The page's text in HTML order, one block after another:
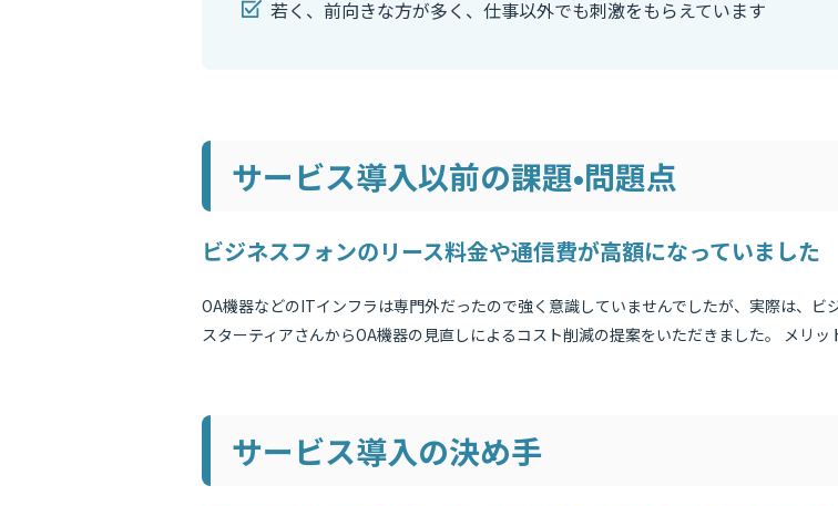
若く、前向きな方が多く、仕事以外でも刺激をもらえています
サービス導入以前の課題•問題点
ビジネスフォンのリース料金や通信費が高額になっていました
OA機器などのITインフラは専門外だったので強く意識していませんでしたが、実際は、ビ
スターティアさんからOA機器の見直しによるコスト削減の提案をいただきました。 メリッ
サービス導入の決め手